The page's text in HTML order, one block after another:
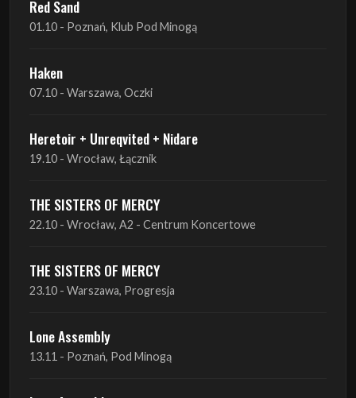
Heretoir + Unreqvited + Nidare
THE SISTERS OF MERCY
22.10 - Wrocław, A2 - Centrum Koncertowe
THE SISTERS OF MERCY
Lone Assembly
Lone Assembly
14.11 - Piekary Śląskie, OK Andaluzja
Lone Assembly